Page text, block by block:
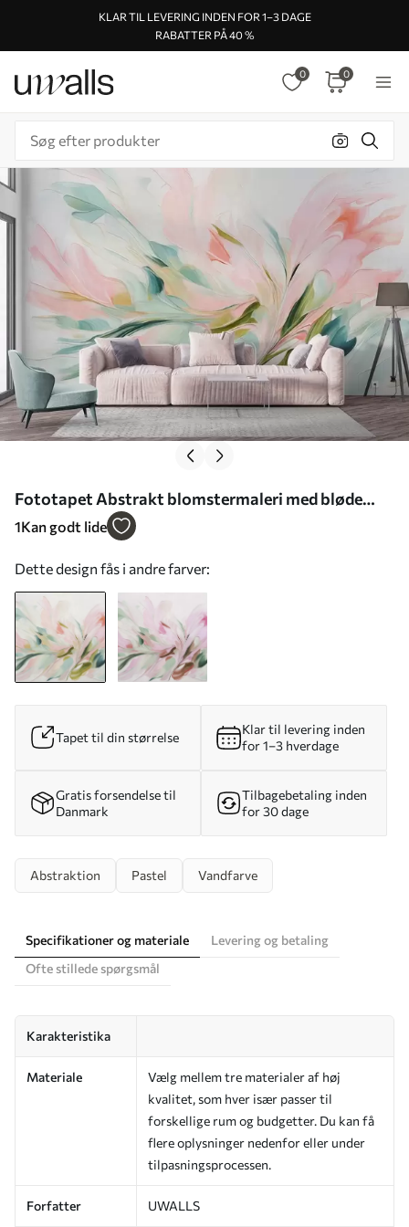
KLAR TIL LEVERING INDEN FOR 1–3 DAGE
RABATTER PÅ 40 %
0 0
Fototapet Abstrakt blomstermaleri med bløde
pastelfarvede penselstrøg på en lys baggrund Nr.
1Kan godt lide
Dette design fås i andre farver:
Tapet til din størrelse
Klar til levering inden
for 1–3 hverdage
Gratis forsendelse til
Danmark
Tilbagebetaling inden
for 30 dage
Abstraktion Pastel Vandfarve
Specifikationer og materiale
Levering og betaling
Ofte stillede spørgsmål
Karakteristika
Materiale
Vælg mellem tre materialer af høj
kvalitet, som hver især passer til
forskellige rum og budgetter. Du kan få
flere oplysninger nedenfor eller under
tilpasningsprocessen.
Forfatter UWALLS